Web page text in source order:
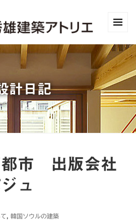
計日記
都市 出版会社
ュ
韓国ソウルの建築